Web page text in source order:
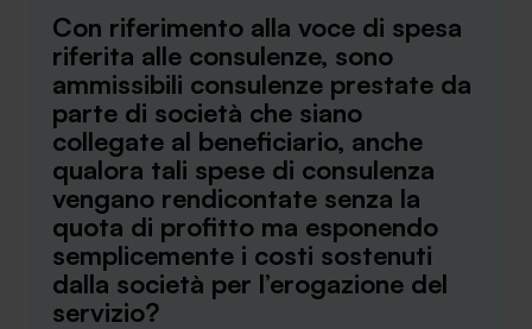
Con riferimento alla voce di spesa
riferita alle consulenze, sono
ammissibili consulenze prestate da
parte di società che siano
collegate al beneficiario, anche
qualora tali spese di consulenza
vengano rendicontate senza la
quota di profitto ma esponendo
semplicemente i costi sostenuti
dalla società per l’erogazione del
servizio?